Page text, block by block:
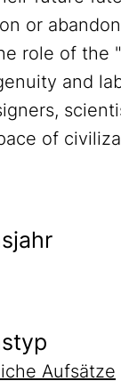
or
role of the
and
of
Aufsätze